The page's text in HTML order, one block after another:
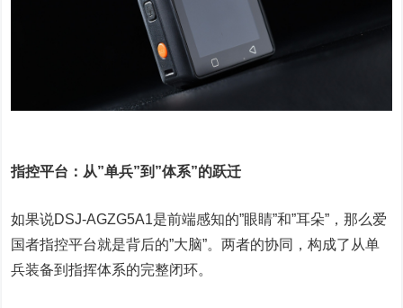
指控平台：从”单兵”到”体系”的跃迁
如果说DSJ-AGZG5A1是前端感知的”眼睛”和”耳朵”，那么爱
国者指控平台就是背后的”大脑”。两者的协同，构成了从单
兵装备到指挥体系的完整闭环。